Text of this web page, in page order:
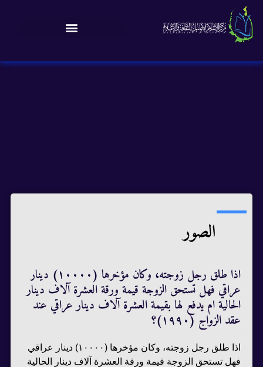
الصور
اذا طلق رجل زوجته، وكان مؤخرها (١٠٠٠٠) دينار
عراقي فهل تستحق الزوجة قيمة ورقة العشرة آلاف دينار
الحالية ام يدفع لها بقيمة العشرة آلاف دينار عراقي عند
عقد الزواج (١٩٩٠)؟
اذا طلق رجل زوجته، وكان مؤخرها (١٠٠٠٠) دينار عراقي
فهل تستحق الزوجة قيمة ورقة العشرة آلاف دينار الحالية